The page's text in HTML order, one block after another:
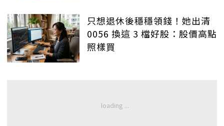
只想退休後穩穩領錢！她出清
0056 換這 3 檔好股：股價高點
照樣買